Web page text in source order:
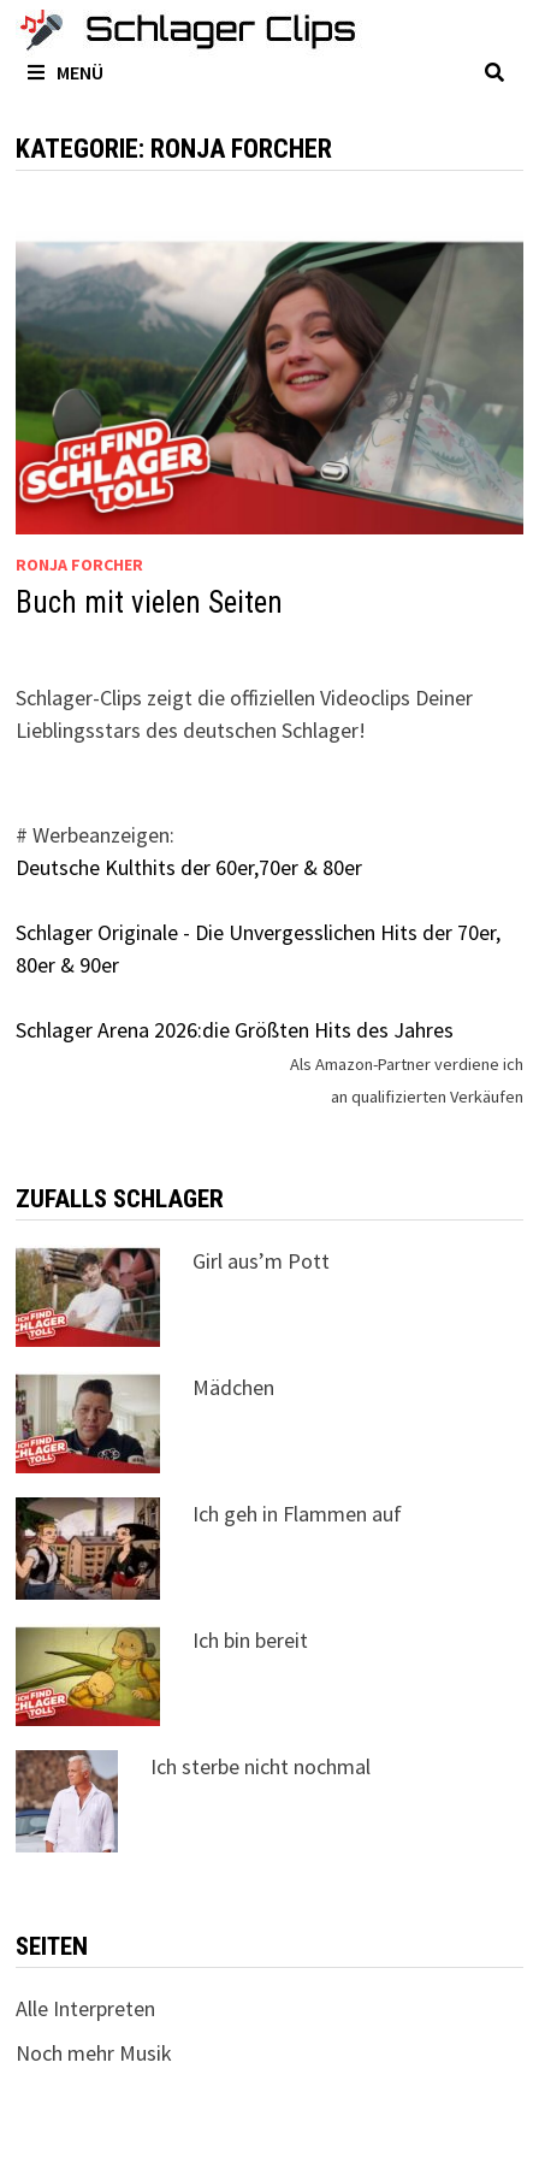
Zum
Inhalt
springenMENÜ
KATEGORIE: RONJA FORCHER
RONJA FORCHER
Buch mit vielen Seiten
Schlager-Clips zeigt die offiziellen Videoclips Deiner
Lieblingsstars des deutschen Schlager!
# Werbeanzeigen:
Deutsche Kulthits der 60er,70er & 80er
Schlager Originale - Die Unvergesslichen Hits der 70er,
80er & 90er
Schlager Arena 2026:die Größten Hits des Jahres
Als Amazon-Partner verdiene ich
an qualifizierten Verkäufen
ZUFALLS SCHLAGER
Girl aus’m Pott
Mädchen
Ich geh in Flammen auf
Ich bin bereit
Ich sterbe nicht nochmal
SEITEN
Alle Interpreten
Noch mehr Musik